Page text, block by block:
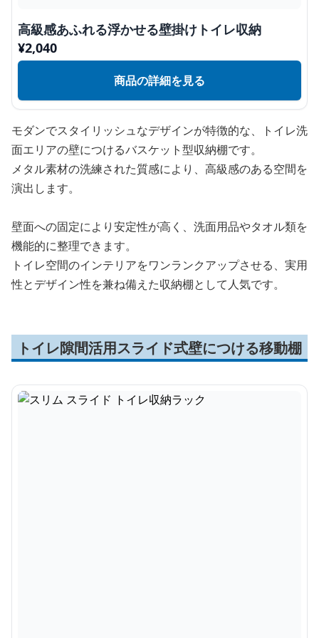
高級感あふれる浮かせる壁掛けトイレ収納
¥2,040
商品の詳細を見る
モダンでスタイリッシュなデザインが特徴的な、トイレ洗
面エリアの壁につけるバスケット型収納棚です。
メタル素材の洗練された質感により、高級感のある空間を
演出します。
壁面への固定により安定性が高く、洗面用品やタオル類を
機能的に整理できます。
トイレ空間のインテリアをワンランクアップさせる、実用
性とデザイン性を兼ね備えた収納棚として人気です。
トイレ隙間活用スライド式壁につける移動棚